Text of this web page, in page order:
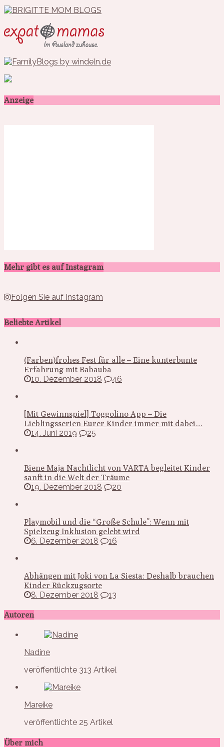
Anzeige
Mehr gibt es auf Instagram
Folgen Sie auf Instagram
Beliebte Artikel
(Farben)frohes Fest für alle – Eine kunterbunte
Erfahrung mit Babauba
10. Dezember 2018
46
[Mit Gewinnspiel] Toggolino App – Die
Lieblingsserien Eurer Kinder immer mit dabei…
14. Juni 2019
25
Biene Maja Nachtlicht von VARTA begleitet Kinder
sanft in die Welt der Träume
19. Dezember 2018
20
Playmobil und die “Große Schule”: Wenn mit
Spielzeug Inklusion gelebt wird
6. Dezember 2018
16
Abhängen mit Joki von La Siesta: Deshalb brauchen
Kinder Rückzugsorte
8. Dezember 2018
13
Autoren
Nadine
veröffentlichte 313 Artikel
Mareike
veröffentlichte 25 Artikel
Über mich